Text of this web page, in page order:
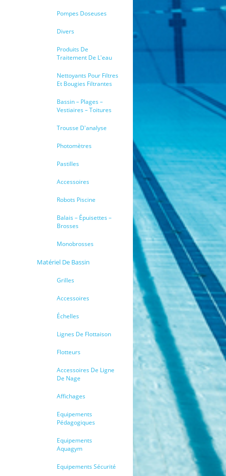
Pompes Doseuses
Divers
Produits De
Traitement De L'eau
Nettoyants Pour Filtres
Et Bougies Filtrantes
Bassin – Plages –
Vestiaires – Toitures
Trousse D'analyse
Photomètres
Pastilles
Accessoires
Robots Piscine
Balais – Épuisettes –
Brosses
Monobrosses
Matériel De Bassin
Grilles
Accessoires
Échelles
Lignes De Flottaison
Flotteurs
Accessoires De Ligne
De Nage
Affichages
Equipements
Pédagogiques
Equipements
Aquagym
Equipements Sécurité